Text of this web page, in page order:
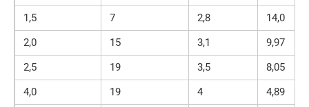
1,5
7 2,8
14,0
2,0
15 3,1
9,97
2,5
19 3,5
8,05
4,0
19 4
4,89